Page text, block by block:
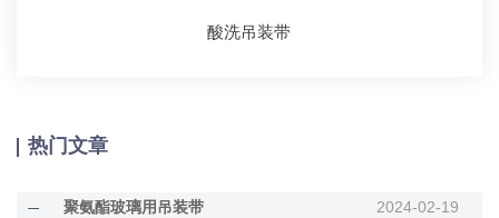
酸洗吊装带
热门文章
聚氨酯玻璃用吊装带 2024-02-19